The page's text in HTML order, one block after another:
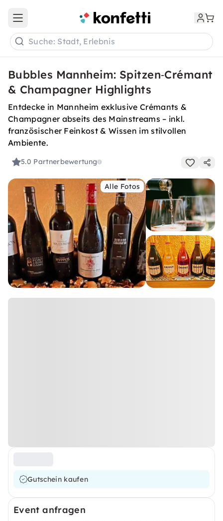
Open main menu
Suche: Stadt, Erlebnis
Bubbles Mannheim: Spitzen‑Crémant
& Champagner Highlights
Entdecke in Mannheim exklusive Crémants &
Champagner abseits des Mainstreams – inkl.
französischer Feinkost & Wissen im stilvollen
Ambiente.
5.0 Partnerbewertung
Alle Fotos
Gutschein kaufen
Event anfragen